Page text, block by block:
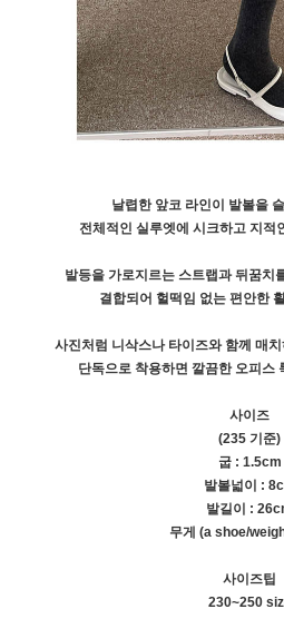
날렵한 앞코 라인이 발볼을
전체적인 실루엣에 시크하고 지적
발등을 가로지르는 스트랩과 뒤꿈치
결합되어 헐떡임 없는 편안한
사진처럼 니삭스나 타이즈와 함께 매
단독으로 착용하면 깔끔한 오피스
사이즈
(235 기준)
굽 : 1.5cm
발볼넓이 :
발길이 :
무게 (a shoe/
사이즈팁
230~250